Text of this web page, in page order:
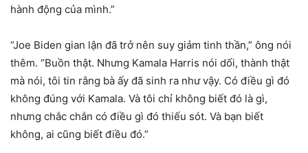
hành động của mình.”
“Joe Biden gian lận đã trở nên suy giảm tinh thần,” ông nói
thêm. “Buồn thật. Nhưng Kamala Harris nói dối, thành thật
mà nói, tôi tin rằng bà ấy đã sinh ra như vậy. Có điều gì đó
không đúng với Kamala. Và tôi chỉ không biết đó là gì,
nhưng chắc chắn có điều gì đó thiếu sót. Và bạn biết
không, ai cũng biết điều đó.”